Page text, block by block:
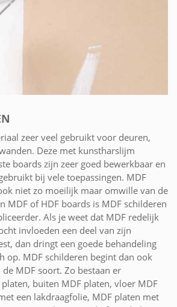
zeer veel gebruikt voor deuren,
Deze met kunstharslijm
boards zijn zeer goed bewerkbaar en
bij vele toepassingen. MDF
niet zo moeilijk maar omwille van de
MDF of HDF boards is MDF schilderen
Als je weet dat MDF redelijk
invloeden een deel van zijn
dan dringt een goede behandeling
op. MDF schilderen begint dan ook
MDF soort. Zo bestaan er
buiten MDF platen, vloer MDF
een lakdraagfolie, MDF platen met